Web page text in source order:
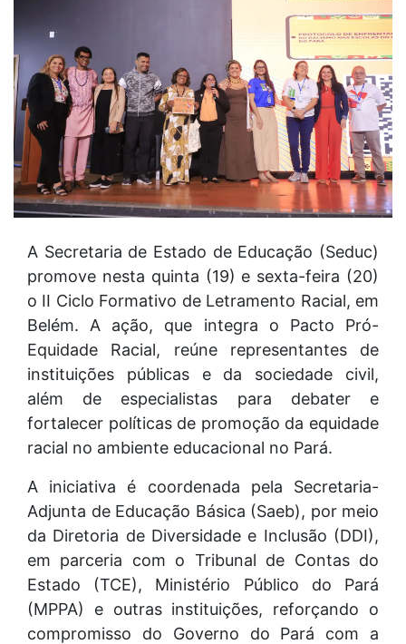
A Secretaria de Estado de Educação (Seduc)
promove nesta quinta (19) e sexta-feira (20)
o II Ciclo Formativo de Letramento Racial, em
Belém. A ação, que integra o Pacto Pró-
Equidade Racial, reúne representantes de
instituições públicas e da sociedade civil,
além de especialistas para debater e
fortalecer políticas de promoção da equidade
racial no ambiente educacional no Pará.
A iniciativa é coordenada pela Secretaria-
Adjunta de Educação Básica (Saeb), por meio
da Diretoria de Diversidade e Inclusão (DDI),
em parceria com o Tribunal de Contas do
Estado (TCE), Ministério Público do Pará
(MPPA) e outras instituições, reforçando o
compromisso do Governo do Pará com a